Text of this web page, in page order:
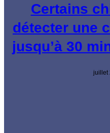
Certains
détecter une
jusqu’à 30
juillet